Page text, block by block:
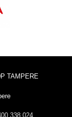
TAMPERE
338 024